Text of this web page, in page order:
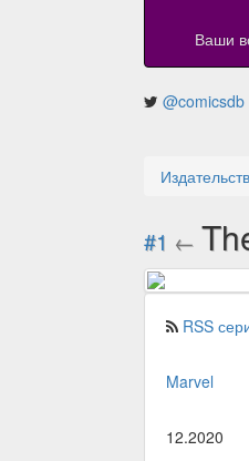
Ваши
@comicsdb
#1 ←
RSS
Marvel
12.2020